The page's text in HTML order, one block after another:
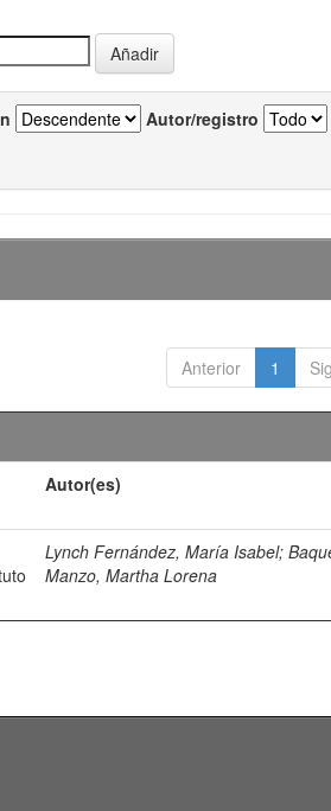
Autor/registro
Anterior 1
Autor(es)
Lynch Fernández, María Isabel;
Manzo, Martha Lorena